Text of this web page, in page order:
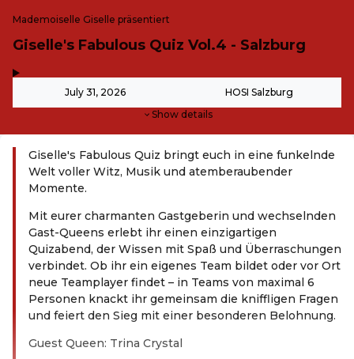
Mademoiselle Giselle präsentiert
Giselle's Fabulous Quiz Vol.4 - Salzburg
July 31, 2026 HOSI Salzburg
Show details
Giselle's Fabulous Quiz bringt euch in eine funkelnde
Welt voller Witz, Musik und atemberaubender
Momente.​
Mit eurer charmanten Gastgeberin und wechselnden
Gast-Queens erlebt ihr einen einzigartigen
Quizabend, der Wissen mit Spaß und Überraschungen
verbindet. Ob ihr ein eigenes Team bildet oder vor Ort
neue Teamplayer findet – in Teams von maximal 6
Personen knackt ihr gemeinsam die kniffligen Fragen
und feiert den Sieg mit einer besonderen Belohnung.​
Guest Queen: Trina Crystal